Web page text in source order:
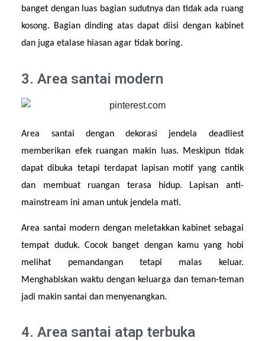
banget dengan luas bagian sudutnya dan tidak ada ruang
kosong. Bagian dinding atas dapat diisi dengan kabinet
dan juga etalase hiasan agar tidak boring.
3. Area santai modern
Area santai dengan dekorasi jendela deadliest
memberikan efek ruangan makin luas. Meskipun tidak
dapat dibuka tetapi terdapat lapisan motif yang cantik
dan membuat ruangan terasa hidup. Lapisan anti-
mainstream ini aman untuk jendela mati.
Area santai modern dengan meletakkan kabinet sebagai
tempat duduk. Cocok banget dengan kamu yang hobi
melihat pemandangan tetapi malas keluar.
Menghabiskan waktu dengan keluarga dan teman-teman
jadi makin santai dan menyenangkan.
4. Area santai atap terbuka